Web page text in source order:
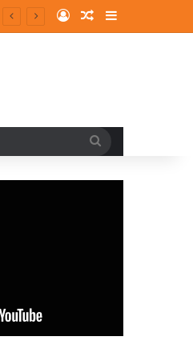
Log InRandom Article
Sidebar